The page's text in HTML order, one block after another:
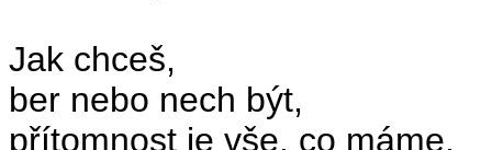
Jak chceš,
ber nebo nech být,
přítomnost je vše, co máme,